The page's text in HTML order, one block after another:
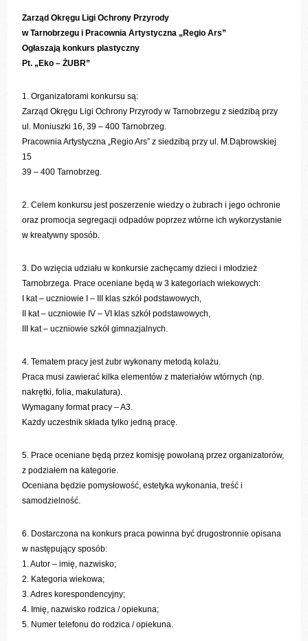
Zarząd Okręgu Ligi Ochrony Przyrody
w Tarnobrzegu i Pracownia Artystyczna „Regio Ars”
Ogłaszają konkurs plastyczny
Pt. „Eko – ŻUBR”
1. Organizatorami konkursu są:
Zarząd Okręgu Ligi Ochrony Przyrody w Tarnobrzegu z siedzibą przy
ul. Moniuszki 16, 39 – 400 Tarnobrzeg.
Pracownia Artystyczna „Regio Ars” z siedzibą przy ul. M.Dąbrowskiej
15
39 – 400 Tarnobrzeg.
2. Celem konkursu jest poszerzenie wiedzy o żubrach i jego ochronie
oraz promocja segregacji odpadów poprzez wtórne ich wykorzystanie
w kreatywny sposób.
3. Do wzięcia udziału w konkursie zachęcamy dzieci i młodzież
Tarnobrzega. Prace oceniane będą w 3 kategoriach wiekowych:
I kat – uczniowie I – III klas szkół podstawowych,
II kat – uczniowie IV – VI klas szkół podstawowych,
III kat – uczniowie szkół gimnazjalnych.
4. Tematem pracy jest żubr wykonany metodą kolażu.
Praca musi zawierać kilka elementów z materiałów wtórnych (np.
nakrętki, folia, makulatura).
Wymagany format pracy – A3.
Każdy uczestnik składa tylko jedną pracę.
5. Prace oceniane będą przez komisję powołaną przez organizatorów,
z podziałem na kategorie.
Oceniana będzie pomysłowość, estetyka wykonania, treść i
samodzielność.
6. Dostarczona na konkurs praca powinna być drugostronnie opisana
w następujący sposób:
1. Autor – imię, nazwisko;
2. Kategoria wiekowa;
3. Adres korespondencyjny;
4. Imię, nazwisko rodzica / opiekuna;
5. Numer telefonu do rodzica / opiekuna.